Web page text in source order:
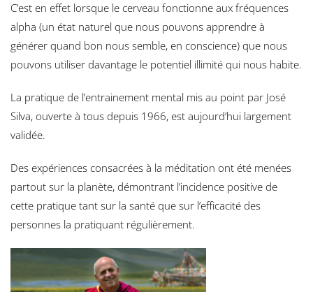
C’est en effet lorsque le cerveau fonctionne aux fréquences
alpha (un état naturel que nous pouvons apprendre à
générer quand bon nous semble, en conscience) que nous
pouvons utiliser davantage le potentiel illimité qui nous habite.
La pratique de l’entrainement mental mis au point par José
Silva, ouverte à tous depuis 1966, est aujourd’hui largement
validée.
Des expériences consacrées à la méditation ont été menées
partout sur la planète, démontrant l’incidence positive de
cette pratique tant sur la santé que sur l’efficacité des
personnes la pratiquant régulièrement.